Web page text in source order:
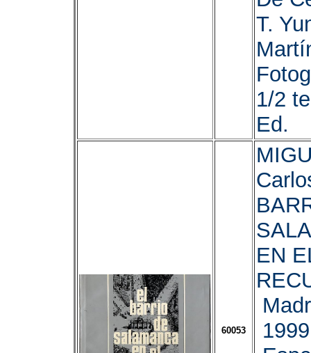
T.
1/2
Ed.
60053
EN